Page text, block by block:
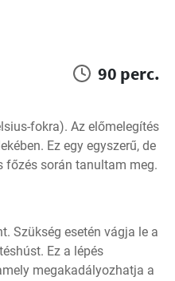
90 perc.
fokra). Az előmelegítés
Ez egy egyszerű, de
főzés során tanultam meg.
Szükség esetén vágja le a
Ez a lépés
megakadályozhatja a